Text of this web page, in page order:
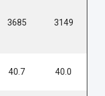
3685 3149
40.7 40.0